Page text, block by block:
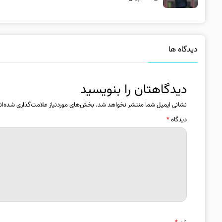
دیدگاه ها
دیدگاهتان را بنویسید
نشانی ایمیل شما منتشر نخواهد شد. بخش‌های موردنیاز علامت‌گذاری
دیدگاه*